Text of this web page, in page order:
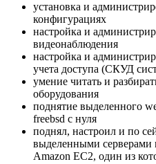
установка и
конфигурациях
настройка и
видеонаблюдения
настройка и
учета доступа (СКУД
умение читать и
оборудования
поднятие выделенного
freebsd с нуля
поднял, настроил и по
выделенными серверами
Amazon EC2, один из